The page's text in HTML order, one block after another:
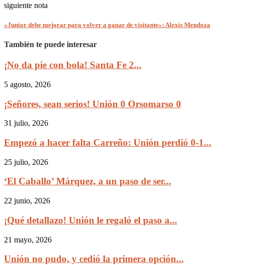
siguiente nota
«Junior debe mejorar para volver a ganar de visitante»: Alexis Mendoza
También te puede interesar
¡No da pie con bola! Santa Fe 2...
5 agosto, 2026
¡Señores, sean serios! Unión 0 Orsomarso 0
31 julio, 2026
Empezó a hacer falta Carreño: Unión perdió 0-1...
25 julio, 2026
‘El Caballo’ Márquez, a un paso de ser...
22 junio, 2026
¡Qué detallazo! Unión le regaló el paso a...
21 mayo, 2026
Unión no pudo, y cedió la primera opción...